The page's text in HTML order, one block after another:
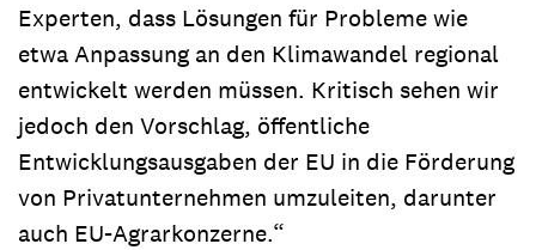
Experten, dass Lösungen für Probleme wie
etwa Anpassung an den Klimawandel regional
entwickelt werden müssen. Kritisch sehen wir
jedoch den Vorschlag, öffentliche
Entwicklungsausgaben der EU in die Förderung
von Privatunternehmen umzuleiten, darunter
auch EU-Agrarkonzerne.“